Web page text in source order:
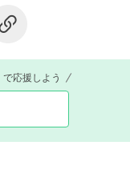
応援しよう